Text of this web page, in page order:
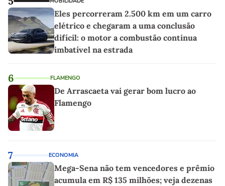
Eles percorreram 2.500 km em um carro
elétrico e chegaram a uma conclusão
difícil: o motor a combustão continua
imbatível na estrada
6 FLAMENGO
De Arrascaeta vai gerar bom lucro ao
Flamengo
7 ECONOMIA
Mega-Sena não tem vencedores e prêmio
acumula em R$ 135 milhões; veja dezenas